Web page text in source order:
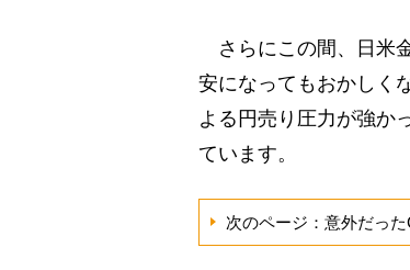
さらにこの間、日米
安になってもおかしく
よる円売り圧力が強か
ています。
次のページ：意外だっ